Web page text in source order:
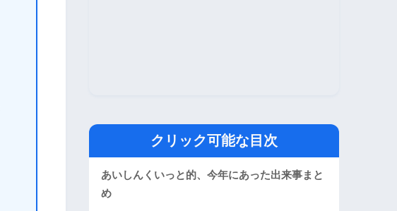
クリック可能な目次
あいしんくいっと的、今年にあった出来事まと
め